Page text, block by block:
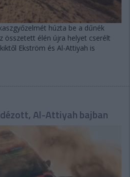
húzta be a dűnék
összetett élén újra helyet cserélt
Ekström és Al-Attiyah is
Al-Attiyah bajban